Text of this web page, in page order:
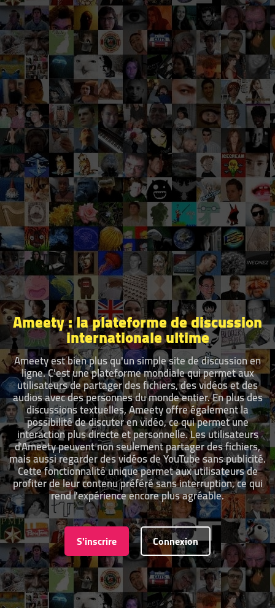
Ameety : la plateforme de discussion
internationale ultime
Ameety est bien plus qu'un simple site de discussion en
ligne. C'est une plateforme mondiale qui permet aux
utilisateurs de partager des fichiers, des vidéos et des
audios avec des personnes du monde entier. En plus des
discussions textuelles, Ameety offre également la
possibilité de discuter en vidéo, ce qui permet une
interaction plus directe et personnelle. Les utilisateurs
d'Ameety peuvent non seulement partager des fichiers,
mais aussi regarder des vidéos de YouTube sans publicité.
Cette fonctionnalité unique permet aux utilisateurs de
profiter de leur contenu préféré sans interruption, ce qui
rend l'expérience encore plus agréable.
S'inscrire Connexion